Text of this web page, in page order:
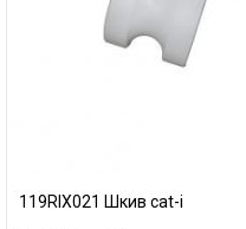
119RIX021 Шкив cat-i